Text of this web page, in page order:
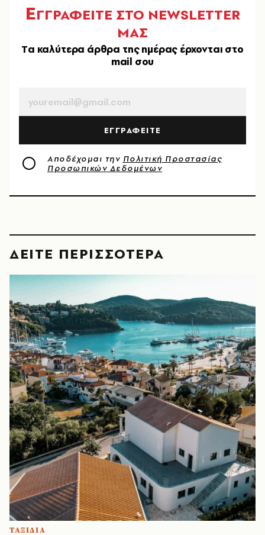
ΕΓΓΡΑΦΕΙΤΕ ΣΤΟ NEWSLETTER
ΜΑΣ
Tα καλύτερα άρθρα της ημέρας έρχονται στο
mail σου
ΕΓΓΡΑΦΕΙΤΕ
Αποδέχομαι την Πολιτική Προστασίας
Προσωπικών Δεδομένων
ΔΕΙΤΕ ΠΕΡΙΣΣΟΤΕΡΑ
ΤΑΞΙΔΙΑ